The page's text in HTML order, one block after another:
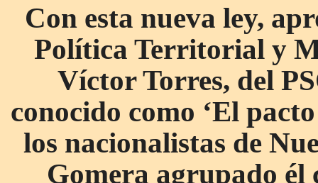
Con esta nueva ley,
Política Territorial y
Víctor Torres, del
conocido como ‘El
los nacionalistas de
Gomera agrupado él